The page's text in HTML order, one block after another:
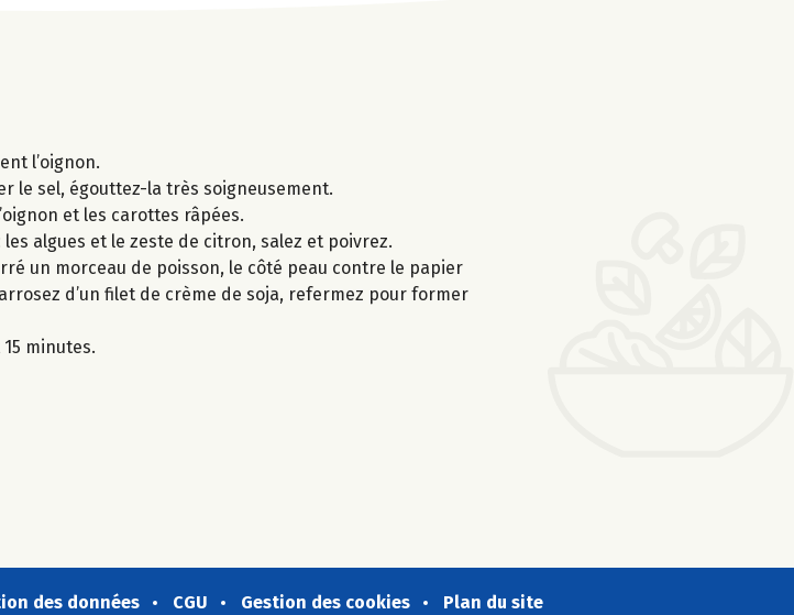
l’oignon.
le sel, égouttez-la très soigneusement.
et les carottes râpées.
algues et le zeste de citron, salez et poivrez.
un morceau de poisson, le côté peau contre le papier
d’un filet de crème de soja, refermez pour former
minutes.
des données CGU Gestion des cookies Plan du site